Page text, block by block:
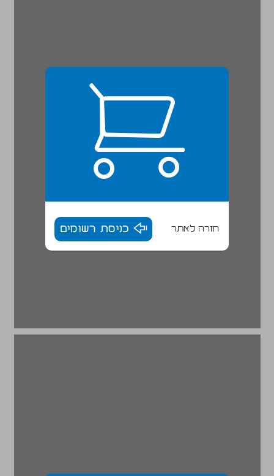
חזרה לאתר כניסת רשומים